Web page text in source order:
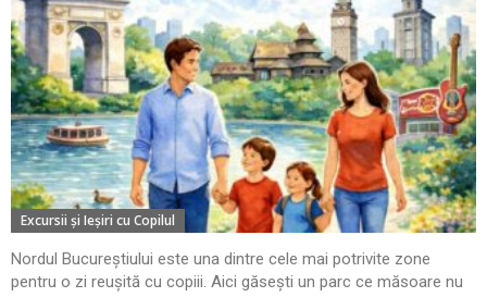
Excursii şi Ieşiri cu Copilul
Nordul Bucureștiului este una dintre cele mai potrivite zone
pentru o zi reușită cu copiii. Aici găsești un parc ce măsoare nu